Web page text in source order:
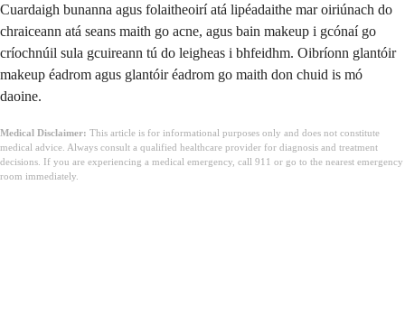
Cuardaigh bunanna agus folaitheoirí atá lipéadaithe mar oiriúnach do
chraiceann atá seans maith go acne, agus bain makeup i gcónaí go
críochnúil sula gcuireann tú do leigheas i bhfeidhm. Oibríonn glantóir
makeup éadrom agus glantóir éadrom go maith don chuid is mó
daoine.
Medical Disclaimer: This article is for informational purposes only and does not constitute
medical advice. Always consult a qualified healthcare provider for diagnosis and treatment
decisions. If you are experiencing a medical emergency, call 911 or go to the nearest emergency
room immediately.